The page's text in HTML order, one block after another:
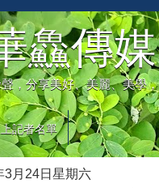
鱻傳媒
，分享美好、美麗、美學
記者名單
3月24日星期六